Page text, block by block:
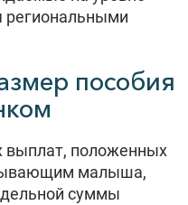
региональными
пособия
выплат, положенных
малыша,
суммы